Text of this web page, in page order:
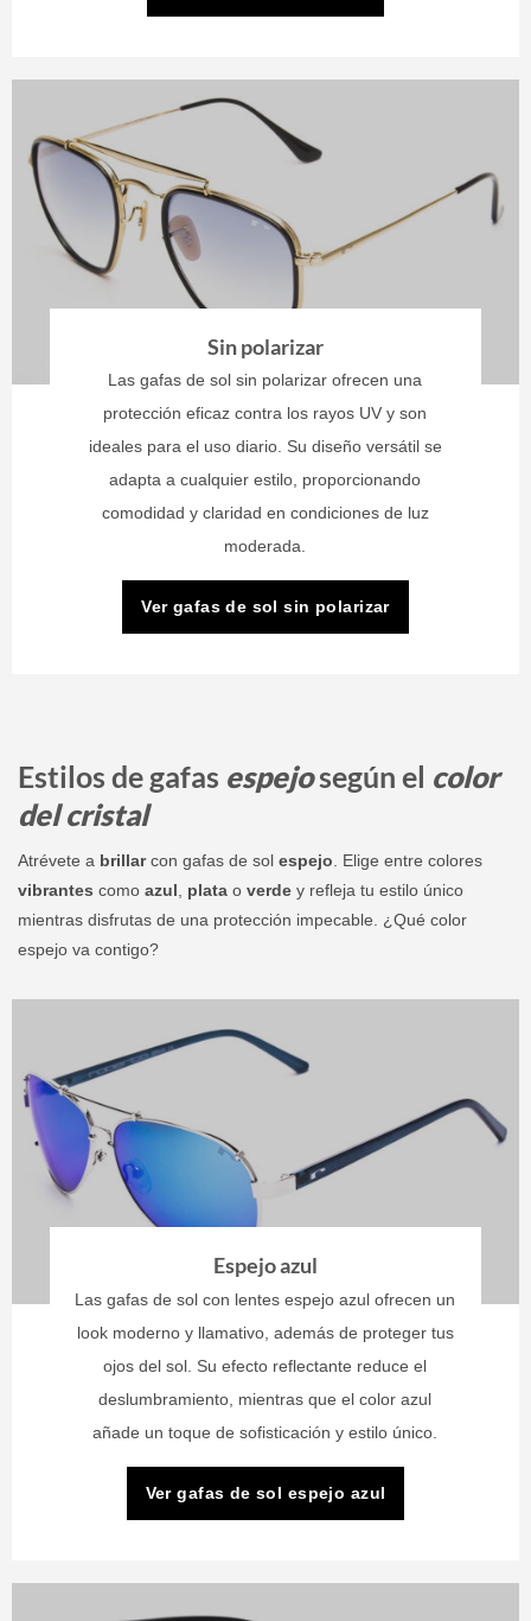
Sin polarizar
Las gafas de sol sin polarizar ofrecen una
protección eficaz contra los rayos UV y son
ideales para el uso diario. Su diseño versátil se
adapta a cualquier estilo, proporcionando
comodidad y claridad en condiciones de luz
moderada.
Ver gafas de sol sin polarizar
Estilos de gafas espejosegún el color
del cristal
Atrévete a brillarcon gafas de sol espejo . Elige entre colores
vibrantes como azul plata o verde y refleja tu estilo único
mientras disfrutas de una protección impecable. ¿Qué color
espejo va contigo?
Espejo azul
Las gafas de sol con lentes espejo azul ofrecen un
look moderno y llamativo, además de proteger tus
ojos del sol. Su efecto reflectante reduce el
deslumbramiento, mientras que el color azul
añade un toque de sofisticación y estilo único.
Ver gafas de sol espejo azul